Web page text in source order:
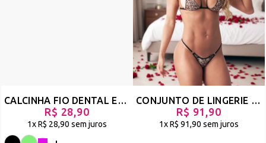
CALCINHA FIO DENTAL EM RENDA ANIMAL PRINT E TECIDO ARRASTÃO - YONG
R$ 28,90
1xR$ 28,90 sem juros
CONJUNTO DE LINGERIE SENSUAL ANIMAL PRINT EM STRAPPY - CASUAL - ONÇA - REF 2902
R$ 91,90
1xR$ 91,90 sem juros